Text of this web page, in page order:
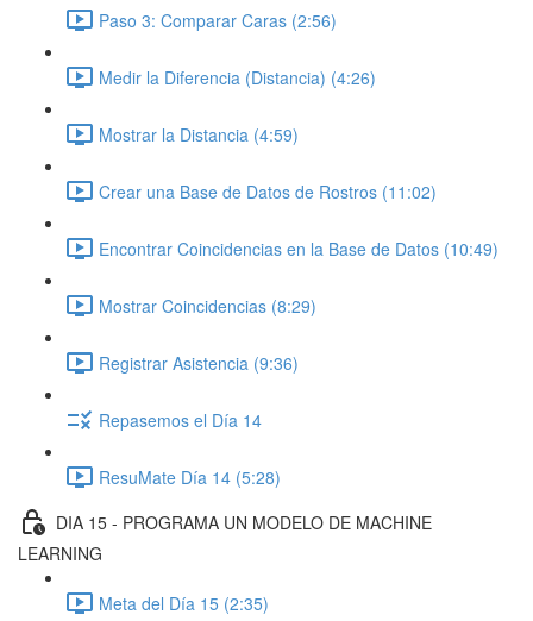
Paso 3: Comparar Caras (2:56)
Medir la Diferencia (Distancia) (4:26)
Mostrar la Distancia (4:59)
Crear una Base de Datos de Rostros (11:02)
Encontrar Coincidencias en la Base de Datos (10:49)
Mostrar Coincidencias (8:29)
Registrar Asistencia (9:36)
Repasemos el Día 14
ResuMate Día 14 (5:28)
DIA 15 - PROGRAMA UN MODELO DE MACHINE
LEARNING
Meta del Día 15 (2:35)